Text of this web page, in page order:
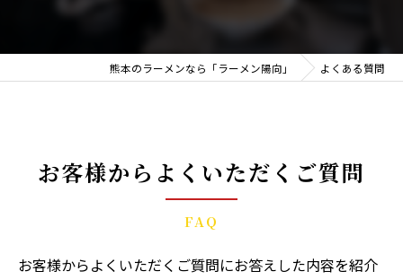
熊本のラーメンなら「ラーメン陽向」 よくある質問
お客様からよくいただくご質問
FAQ
お客様からよくいただくご質問にお答えした内容を紹介